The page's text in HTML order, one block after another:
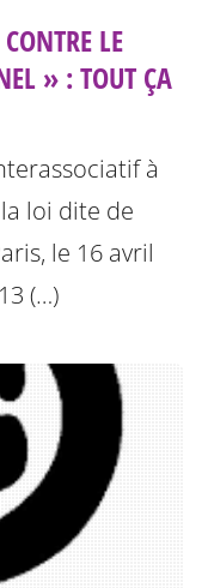
LE
» : TOUT ÇA
à
loi dite de
le 16 avril
(…)